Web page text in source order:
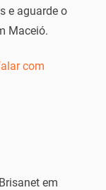
e aguarde o
Maceió.
com
em